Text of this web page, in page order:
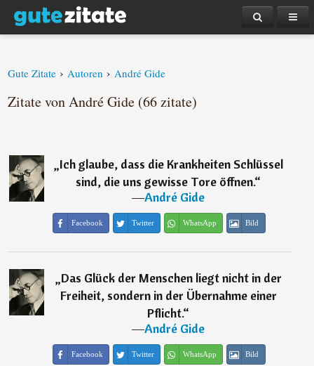
Gute Zitate › Autoren › André Gide
Zitate von André Gide (66 zitate)
„Ich glaube, dass die Krankheiten Schlüssel
sind, die uns gewisse Tore öffnen.“
―André Gide
Facebook Twitter WhatsApp Bild
„Das Glück der Menschen liegt nicht in der
Freiheit, sondern in der Übernahme einer
Pflicht.“
―André Gide
Facebook Twitter WhatsApp Bild